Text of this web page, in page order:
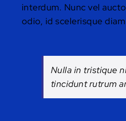
interdum. Nunc vel
odio, id scelerisque
Nulla in tristique
tincidunt rutrum